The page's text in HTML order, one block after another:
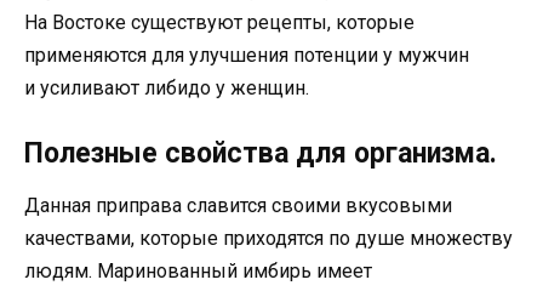
На Востоке существуют рецепты, которые
применяются для улучшения потенции у мужчин
и усиливают либидо у женщин.
Полезные свойства для организма.
Данная приправа славится своими вкусовыми
качествами, которые приходятся по душе множеству
людям. Маринованный имбирь имеет